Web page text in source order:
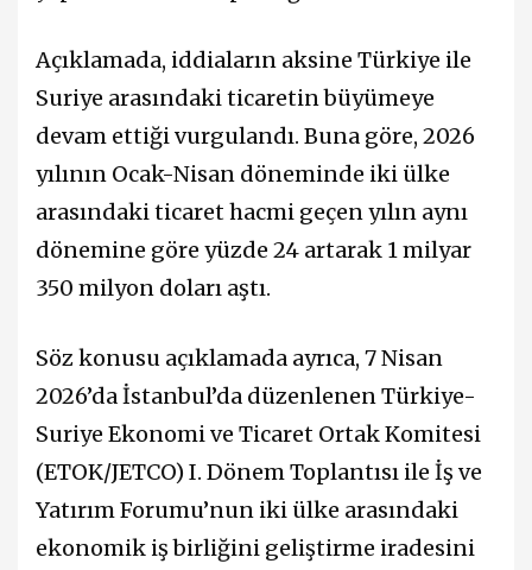
Açıklamada, iddiaların aksine Türkiye ile
Suriye arasındaki ticaretin büyümeye
devam ettiği vurgulandı. Buna göre, 2026
yılının Ocak-Nisan döneminde iki ülke
arasındaki ticaret hacmi geçen yılın aynı
dönemine göre yüzde 24 artarak 1 milyar
350 milyon doları aştı.
Söz konusu açıklamada ayrıca, 7 Nisan
2026’da İstanbul’da düzenlenen Türkiye-
Suriye Ekonomi ve Ticaret Ortak Komitesi
(ETOK/JETCO) I. Dönem Toplantısı ile İş ve
Yatırım Forumu’nun iki ülke arasındaki
ekonomik iş birliğini geliştirme iradesini